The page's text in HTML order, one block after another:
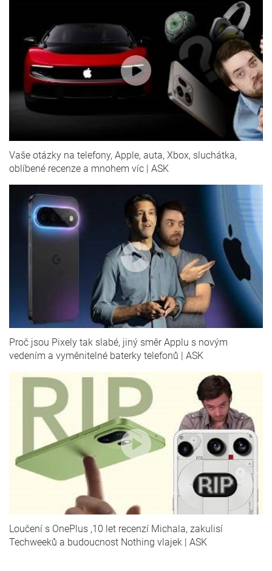
Vaše otázky na telefony, Apple, auta, Xbox, sluchátka,
oblíbené recenze a mnohem víc | ASK
Proč jsou Pixely tak slabé, jiný směr Applu s novým
vedením a vyměnitelné baterky telefonů | ASK
Loučení s OnePlus ,10 let recenzí Michala, zakulisí
Techweeků a budoucnost Nothing vlajek | ASK